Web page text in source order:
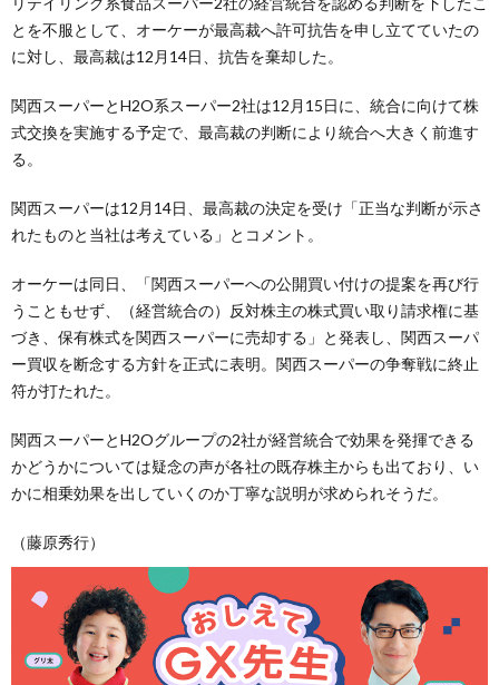
とを不服として、オーケーが最高裁へ許可抗告を申し立てていたの
に対し、最高裁は12月14日、抗告を棄却した。
関西スーパーとH2O系スーパー2社は12月15日に、統合に向けて株
式交換を実施する予定で、最高裁の判断により統合へ大きく前進す
る。
関西スーパーは12月14日、最高裁の決定を受け「正当な判断が示さ
れたものと当社は考えている」とコメント。
オーケーは同日、「関西スーパーへの公開買い付けの提案を再び行
うこともせず、（経営統合の）反対株主の株式買い取り請求権に基
づき、保有株式を関西スーパーに売却する」と発表し、関西スーパ
ー買収を断念する方針を正式に表明。関西スーパーの争奪戦に終止
符が打たれた。
関西スーパーとH2Oグループの2社が経営統合で効果を発揮できる
かどうかについては疑念の声が各社の既存株主からも出ており、い
かに相乗効果を出していくのか丁寧な説明が求められそうだ。
（藤原秀行）